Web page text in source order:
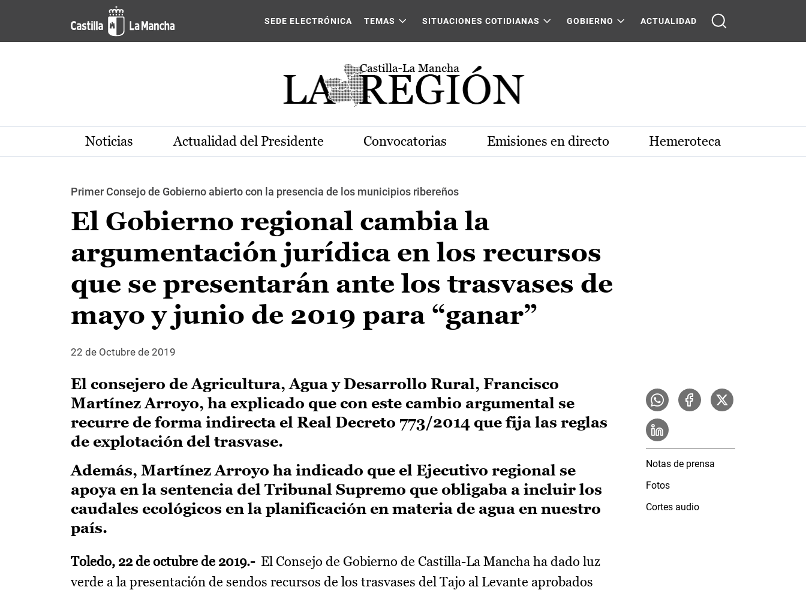
Pasar al contenido principal
SEDE ELECTRÓNICA TEMAS SITUACIONES COTIDIANAS GOBIERNO ACTUALIDAD
Noticias Actualidad del Presidente Convocatorias Emisiones en directo Hemeroteca
Primer Consejo de Gobierno abierto con la presencia de los municipios ribereños
El Gobierno regional cambia la
argumentación jurídica en los recursos
que se presentarán ante los trasvases de
mayo y junio de 2019 para “ganar”
22 de Octubre de 2019
El consejero de Agricultura, Agua y Desarrollo Rural, Francisco
Martínez Arroyo, ha explicado que con este cambio argumental se
recurre de forma indirecta el Real Decreto 773/2014 que fija las reglas
de explotación del trasvase.
Además, Martínez Arroyo ha indicado que el Ejecutivo regional se
apoya en la sentencia del Tribunal Supremo que obligaba a incluir los
caudales ecológicos en la planificación en materia de agua en nuestro
país.
Toledo, 22 de octubre de 2019.-El Consejo de Gobierno de Castilla-La Mancha ha dado luz
verde a la presentación de sendos recursos de los trasvases del Tajo al Levante aprobados
Notas de prensa
Fotos
Cortes audio